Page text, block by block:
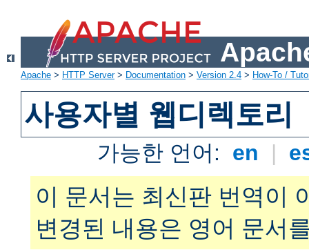
Apache > HTTP Server> Documentation > Version 2.4 > How-To /
사용자별 웹디렉토리
가능한 언어: en |
이 문서는 최신판 번역이
변경된 내용은 영어 문서